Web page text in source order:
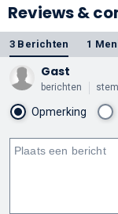
Reviews &
3 Berichten 1
Gast
berichten
Opmerking